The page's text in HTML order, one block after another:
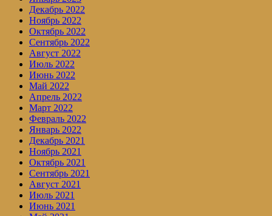
Декабрь 2022
Ноябрь 2022
Октябрь 2022
Сентябрь 2022
Август 2022
Июль 2022
Июнь 2022
Май 2022
Апрель 2022
Март 2022
Февраль 2022
Январь 2022
Декабрь 2021
Ноябрь 2021
Октябрь 2021
Сентябрь 2021
Август 2021
Июль 2021
Июнь 2021